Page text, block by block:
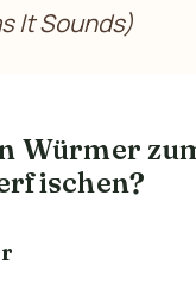
It Sounds)
Würmer